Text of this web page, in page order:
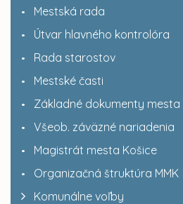
Mestská rada
Útvar hlavného kontrolóra
Rada starostov
Mestské časti
Základné dokumenty mesta
Všeob. záväzné nariadenia
Magistrát mesta Košice
Organizačná štruktúra MMK
Komunálne voľby